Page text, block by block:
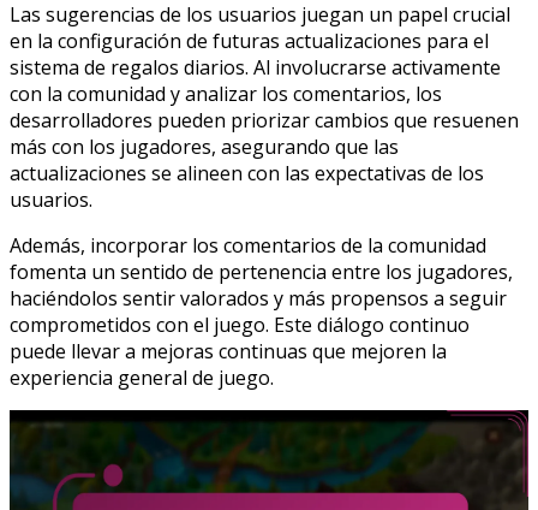
Las sugerencias de los usuarios juegan un papel crucial
en la configuración de futuras actualizaciones para el
sistema de regalos diarios. Al involucrarse activamente
con la comunidad y analizar los comentarios, los
desarrolladores pueden priorizar cambios que resuenen
más con los jugadores, asegurando que las
actualizaciones se alineen con las expectativas de los
usuarios.
Además, incorporar los comentarios de la comunidad
fomenta un sentido de pertenencia entre los jugadores,
haciéndolos sentir valorados y más propensos a seguir
comprometidos con el juego. Este diálogo continuo
puede llevar a mejoras continuas que mejoren la
experiencia general de juego.